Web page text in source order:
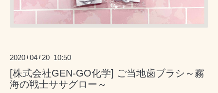
2020 /04 / 20 10:50
[株式会社GEN-GO化学] ご当地歯ブラシ～霧
海の戦士ササグロー～